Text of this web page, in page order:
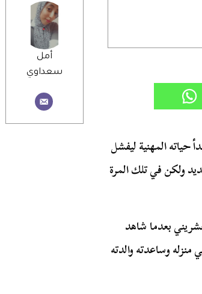
أمل
سعداوي
جمال البالغ من العمر 23 عامًا أن يبدأ حياته المهنية ليفشل
ولكن في تلك المرة
بعدما شاهد
وساعدته والدته